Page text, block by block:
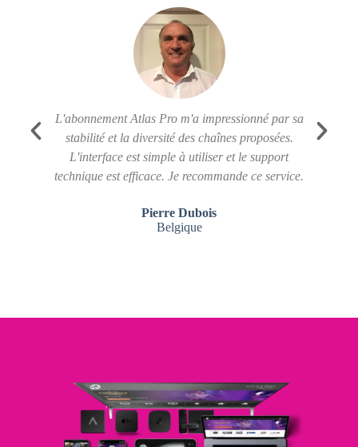
L'abonnement Atlas Pro m'a impressionné par sa
stabilité et la diversité des chaînes proposées.
L'interface est simple à utiliser et le support
technique est efficace. Je recommande ce service.
Pierre Dubois
Belgique